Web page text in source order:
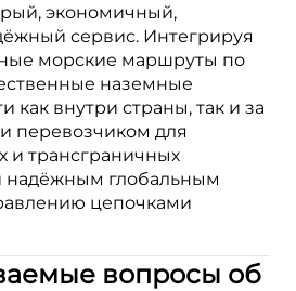
экономичный,
сервис. Интегрируя
морские маршруты по
наземные
как внутри страны, так и за
перевозчиком для
и трансграничных
надёжным глобальным
цепочками
вопросы об